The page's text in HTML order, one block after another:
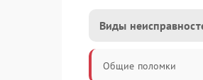
Виды
Общие поломки